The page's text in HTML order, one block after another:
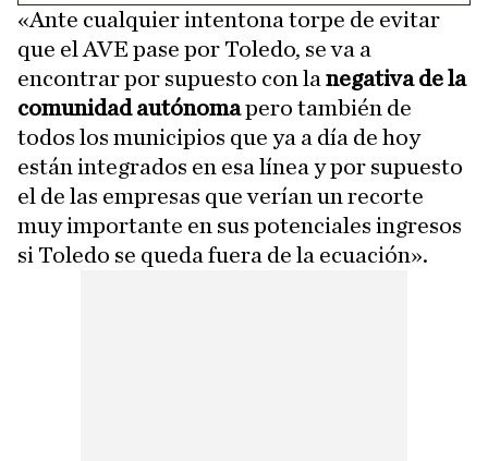
«Ante cualquier intentona torpe de evitar
que el AVE pase por Toledo, se va a
encontrar por supuesto con la negativa de la
comunidad autónomapero también de
todos los municipios que ya a día de hoy
están integrados en esa línea y por supuesto
el de las empresas que verían un recorte
muy importante en sus potenciales ingresos
si Toledo se queda fuera de la ecuación».